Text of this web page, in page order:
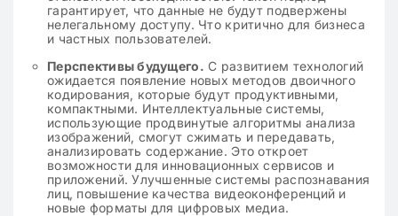
гарантирует, что данные не будут подвержены
нелегальному доступу. Что критично для бизнеса
и частных пользователей.
Перспективы будущего. С развитием технологий
ожидается появление новых методов двоичного
кодирования, которые будут продуктивными,
компактными. Интеллектуальные системы,
использующие продвинутые алгоритмы анализа
изображений, смогут сжимать и передавать,
анализировать содержание. Это откроет
возможности для инновационных сервисов и
приложений. Улучшенные системы распознавания
лиц, повышение качества видеоконференций и
новые форматы для цифровых медиа.